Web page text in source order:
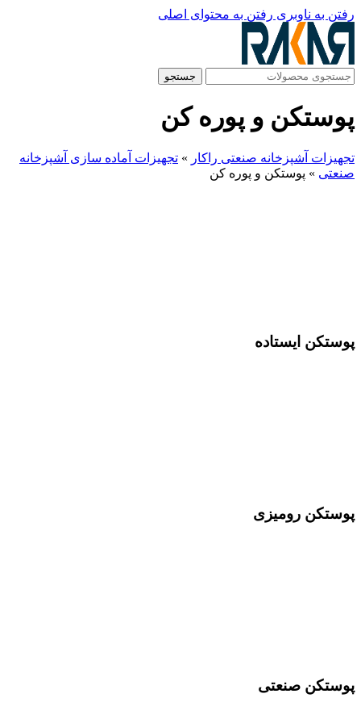
رفتن به ناوبری رفتن به محتوای اصلی
جستجو
پوستکن و پوره کن
تجهیزات آشپزخانه صنعتی راکار » تجهیزات آماده سازی آشپزخانه
صنعتی » پوستکن و پوره کن
پوستکن ایستاده
پوستکن رومیزی
پوستکن صنعتی